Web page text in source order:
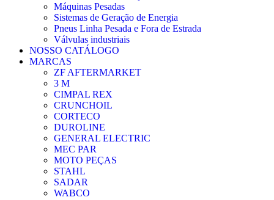
Máquinas Pesadas
Sistemas de Geração de Energia
Pneus Linha Pesada e Fora de Estrada
Válvulas industriais
NOSSO CATÁLOGO
MARCAS
ZF AFTERMARKET
3 M
CIMPAL REX
CRUNCHOIL
CORTECO
DUROLINE
GENERAL ELECTRIC
MEC PAR
MOTO PEÇAS
STAHL
SADAR
WABCO